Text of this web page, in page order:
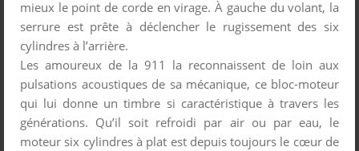
mieux le point de corde en virage. À gauche du volant, la
serrure est prête à déclencher le rugissement des six
cylindres à l’arrière.
Les amoureux de la 911 la reconnaissent de loin aux
pulsations acoustiques de sa mécanique, ce bloc-moteur
qui lui donne un timbre si caractéristique à travers les
générations. Qu’il soit refroidi par air ou par eau, le
moteur six cylindres à plat est depuis toujours le cœur de